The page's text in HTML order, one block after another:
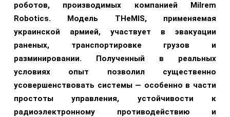
роботов, производимых компанией Milrem
Robotics. Модель THeMIS, применяемая
украинской армией, участвует в эвакуации
раненых, транспортировке грузов и
разминировании. Полученный в реальных
условиях опыт позволил существенно
усовершенствовать системы — особенно в части
простоты управления, устойчивости к
радиоэлектронному противодействию и